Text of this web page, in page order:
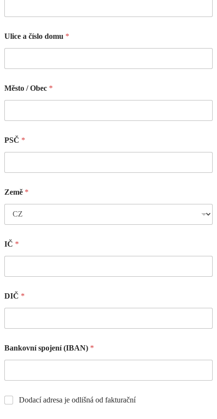
Ulice a číslo domu *
Město / Obec *
PSČ *
Země *
IČ *
DIČ *
Bankovní spojení (IBAN) *
Dodací adresa je odlišná od fakturační